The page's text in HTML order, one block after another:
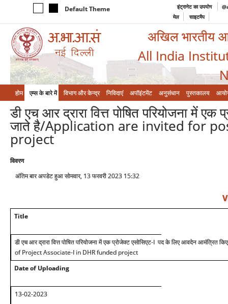
Default Theme इंट्रानेट का उपयोग
मेल
साइटमैप
अखिल भारतीय
All India
होम एम्‍स के बारे में विभाग और केन्‍द्र निविदाएं अपॉइंटमेंट अनुसंधान पुस्तकालय
डी एच आर द्रारा वित्त पोषित परियोजना में
जाते है/Application are invited for
project
विवरण
अंतिम बार अपडेट हुआ सोमवार, 13 फरवरी 2023 15:32
Title
डी एच आर द्रारा वित्त पोषित परियोजना में एक प्रोजेक्ट एसोसिएट-I पद के लिए आवदेन आमंत्रित
of Project Associate-I in DHR funded project
Date of Uploading
13-02-2023